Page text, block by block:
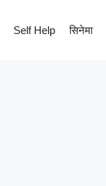
Self Help सिनेमा